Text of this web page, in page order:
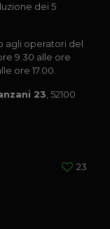
dei 5
agli operatori del
9.30 alle ore
ore 17.00.
23 , 52100
23